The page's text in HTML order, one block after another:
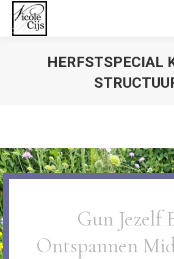
HERFSTSPECIAL
Gun Jezelf
Ontspannen